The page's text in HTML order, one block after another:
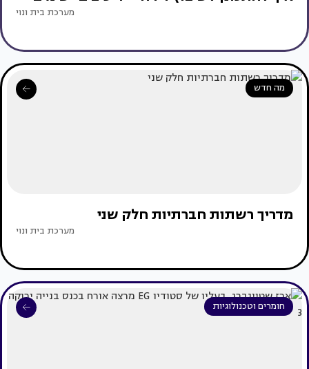
מערכת בית ונוי
מה חדש
מדריך רשתות חברתיות חלק שני
מערכת בית ונוי
חומרים וטכנולוגיות